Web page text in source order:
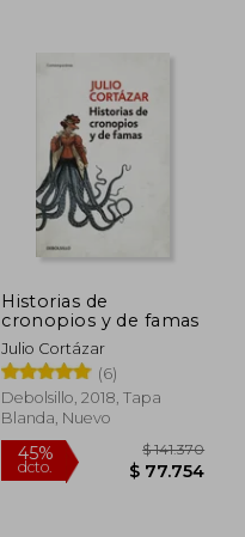
45%
dcto.
Historias de
cronopios y de famas
Julio Cortázar
(6)
Debolsillo, 2018, Tapa
Blanda, Nuevo